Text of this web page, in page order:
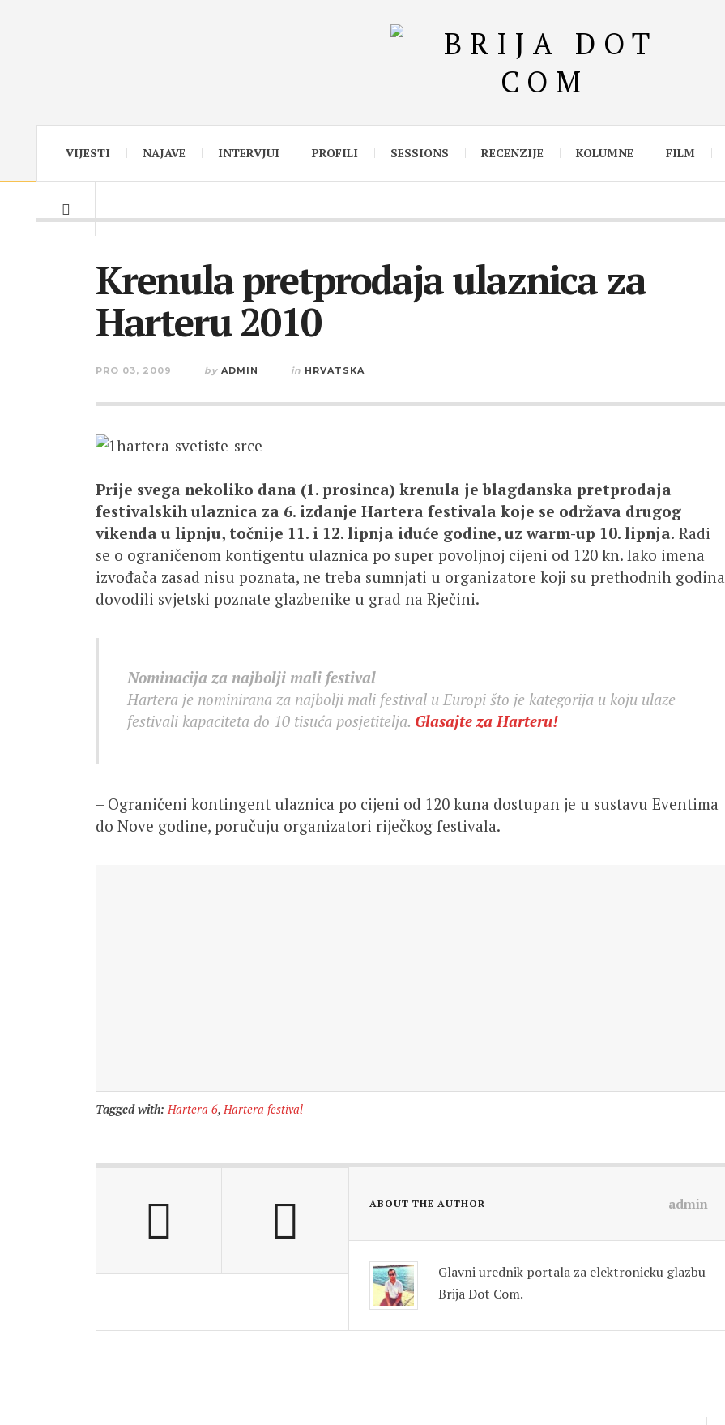
VIJESTI NAJAVE INTERVJUI PROFILI SESSIONS RECENZIJE KOLUMNE FILM
Krenula pretprodaja ulaznica za
Harteru 2010
PRO 03, 2009 by ADMIN in HRVATSKA
Prije svega nekoliko dana (1. prosinca) krenula je blagdanska pretprodaja
festivalskih ulaznica za 6. izdanje Hartera festivala koje se održava drugog
vikenda u lipnju, točnije 11. i 12. lipnja iduće godine, uz warm-up 10. lipnja. Radi
se o ograničenom kontigentu ulaznica po super povoljnoj cijeni od 120 kn. Iako imena
izvođača zasad nisu poznata, ne treba sumnjati u organizatore koji su prethodnih godina
dovodili svjetski poznate glazbenike u grad na Rječini.
Nominacija za najbolji mali festival
Hartera je nominirana za najbolji mali festival u Europi što je kategorija u koju ulaze
festivali kapaciteta do 10 tisuća posjetitelja. Glasajte za Harteru!
– Ograničeni kontingent ulaznica po cijeni od 120 kuna dostupan je u sustavu Eventima
do Nove godine, poručuju organizatori riječkog festivala.
Tagged with: Hartera 6,Hartera festival
ABOUT THE AUTHOR admin
Glavni urednik portala za elektronicku glazbu
Brija Dot Com.